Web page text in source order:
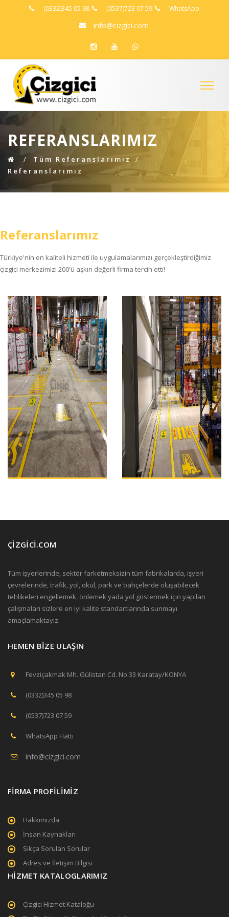
(0332)345 05 98 (0537)723 07 59 WhatsApp
info@cizgici.com
REFERANSLARIMIZ
Tüm Referanslarımız
Referanslarımız
Referanslarımız
Türkiye'nin en kaliteli hizmeti ile uygulamalarımızı gerçekleştirdiğimiz
çizgici merkezimizi 200'ü aşkın değerli firma tercih etti!
ÇİZGİCİ.COM
Tüm işyerlerinde, sektör farketmeksizin tüm fabrikalarda, işyeri
çevrelerinde, trafik, yol, okul, park ve bahçelerde oluşabilecek
tehlikeleri engellemek, önlemek yada yol göstermek için yapılan
çalışmaları sizlere en iyi kalite standartlarında sunmayı
amaçlamaktayız.
HEMEN BİZE ULAŞIN
Fevziçakmak Mh. Gülistan Cd. No:33 Karatay/KONYA
(0332)345 05 98
(0537)723 07 59
WhatsApp Hattı
info@cizgici.com
FİRMA PROFİLİMİZ
Hakkımızda
İnsan Kaynakları
Sıkça Sorulan Sorular
Adres ve İletişim Bilgisi
HİZMET KATALOGLARIMIZ
Çizgici Hizmet Kataloğu